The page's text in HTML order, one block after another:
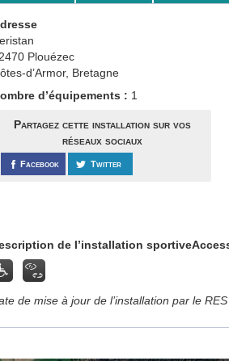
Plouézec
d’Armor, Bretagne
d’équipements : 1
Partagez cette installation sur vos
réseaux sociaux
Facebook Twitter
de l’installation sportive
de mise à jour de l’installation par le